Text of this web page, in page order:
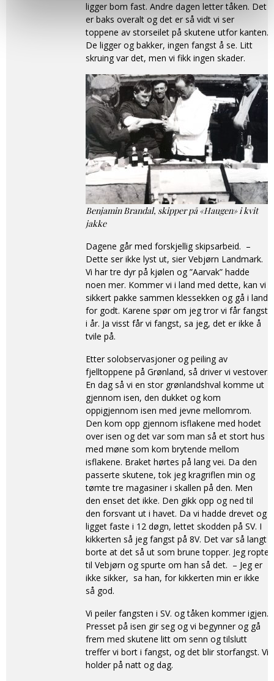
ligger bom fast. Andre dagen letter tåken. Det
er baks overalt og det er så vidt vi ser
toppene av storseilet på skutene utfor kanten.
De ligger og bakker, ingen fangst å se. Litt
skruing var det, men vi fikk ingen skader.
Benjamin Brandal, skipper på «Haugen» i kvit
jakke
Dagene går med forskjellig skipsarbeid. –
Dette ser ikke lyst ut, sier Vebjørn Landmark.
Vi har tre dyr på kjølen og ”Aarvak” hadde
noen mer. Kommer vi i land med dette, kan vi
sikkert pakke sammen klessekken og gå i land
for godt. Karene spør om jeg tror vi får fangst
i år. Ja visst får vi fangst, sa jeg, det er ikke å
tvile på.
Etter solobservasjoner og peiling av
fjelltoppene på Grønland, så driver vi vestover.
En dag så vi en stor grønlandshval komme ut
gjennom isen, den dukket og kom
oppigjennom isen med jevne mellomrom.
Den kom opp gjennom isflakene med hodet
over isen og det var som man så et stort hus
med møne som kom brytende mellom
isflakene. Braket hørtes på lang vei. Da den
passerte skutene, tok jeg kragriflen min og
tømte tre magasiner i skallen på den. Men
den enset det ikke. Den gikk opp og ned til
den forsvant ut i havet. Da vi hadde drevet og
ligget faste i 12 døgn, lettet skodden på SV. I
kikkerten så jeg fangst på 8V. Det var så langt
borte at det så ut som brune topper. Jeg ropte
til Vebjørn og spurte om han så det. – Jeg er
ikke sikker, sa han, for kikkerten min er ikke
så god.
Vi peiler fangsten i SV. og tåken kommer igjen.
Presset på isen gir seg og vi begynner og gå
frem med skutene litt om senn og tilslutt
treffer vi bort i fangst, og det blir storfangst. Vi
holder på natt og dag.